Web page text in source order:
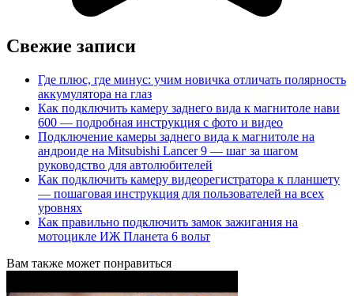
Свежие записи
Где плюс, где минус: учим новичка отличать полярность
аккумулятора на глаз
Как подключить камеру заднего вида к магнитоле нави
600 — подробная инструкция с фото и видео
Подключение камеры заднего вида к магнитоле на
андроиде на Mitsubishi Lancer 9 — шаг за шагом
руководство для автолюбителей
Как подключить камеру видеорегистратора к планшету
— пошаговая инструкция для пользователей на всех
уровнях
Как правильно подключить замок зажигания на
мотоцикле ИЖ Планета 6 вольт
Вам также может понравиться